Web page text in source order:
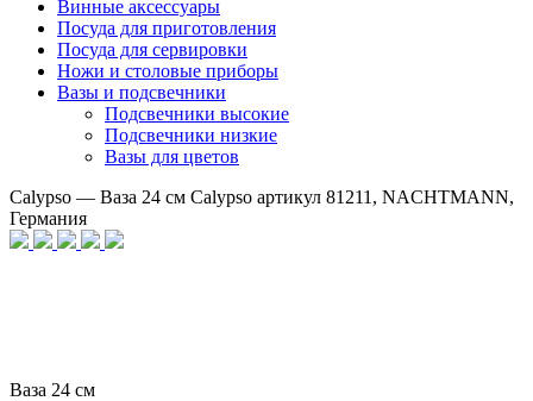
Винные аксессуары
Посуда для приготовления
Посуда для сервировки
Ножи и столовые приборы
Вазы и подсвечники
Подсвечники высокие
Подсвечники низкие
Вазы для цветов
Calypso — Ваза 24 см Calypso артикул 81211, NACHTMANN,
Германия
Ваза 24 см